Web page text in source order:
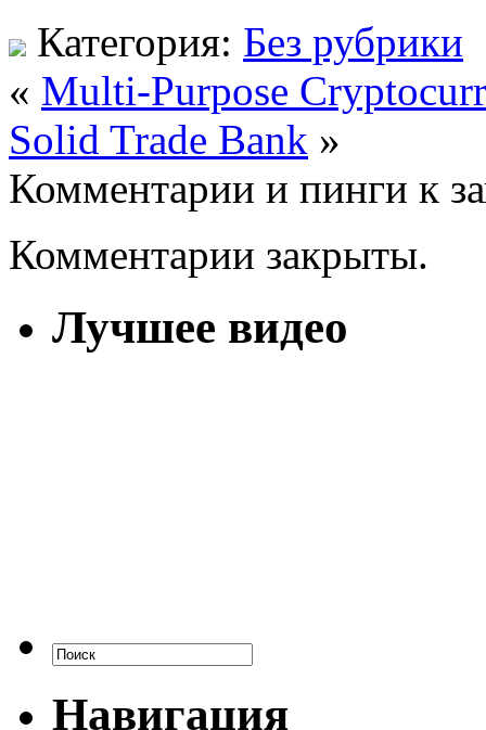
Категория: Без рубрики
« Multi-Purpose
Solid Trade Bank »
Комментарии и пинги к
Комментарии закрыты.
Лучшее видео
Навигация